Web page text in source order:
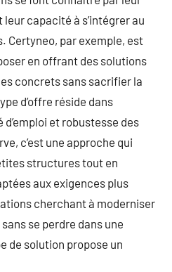
capacité à s’intégrer au
Certyneo, par exemple, est
en offrant des solutions
concrets sans sacrifier la
d’offre réside dans
et robustesse des
c’est une approche qui
structures tout en
aux exigences plus
cherchant à moderniser
se perdre dans une
de solution propose un